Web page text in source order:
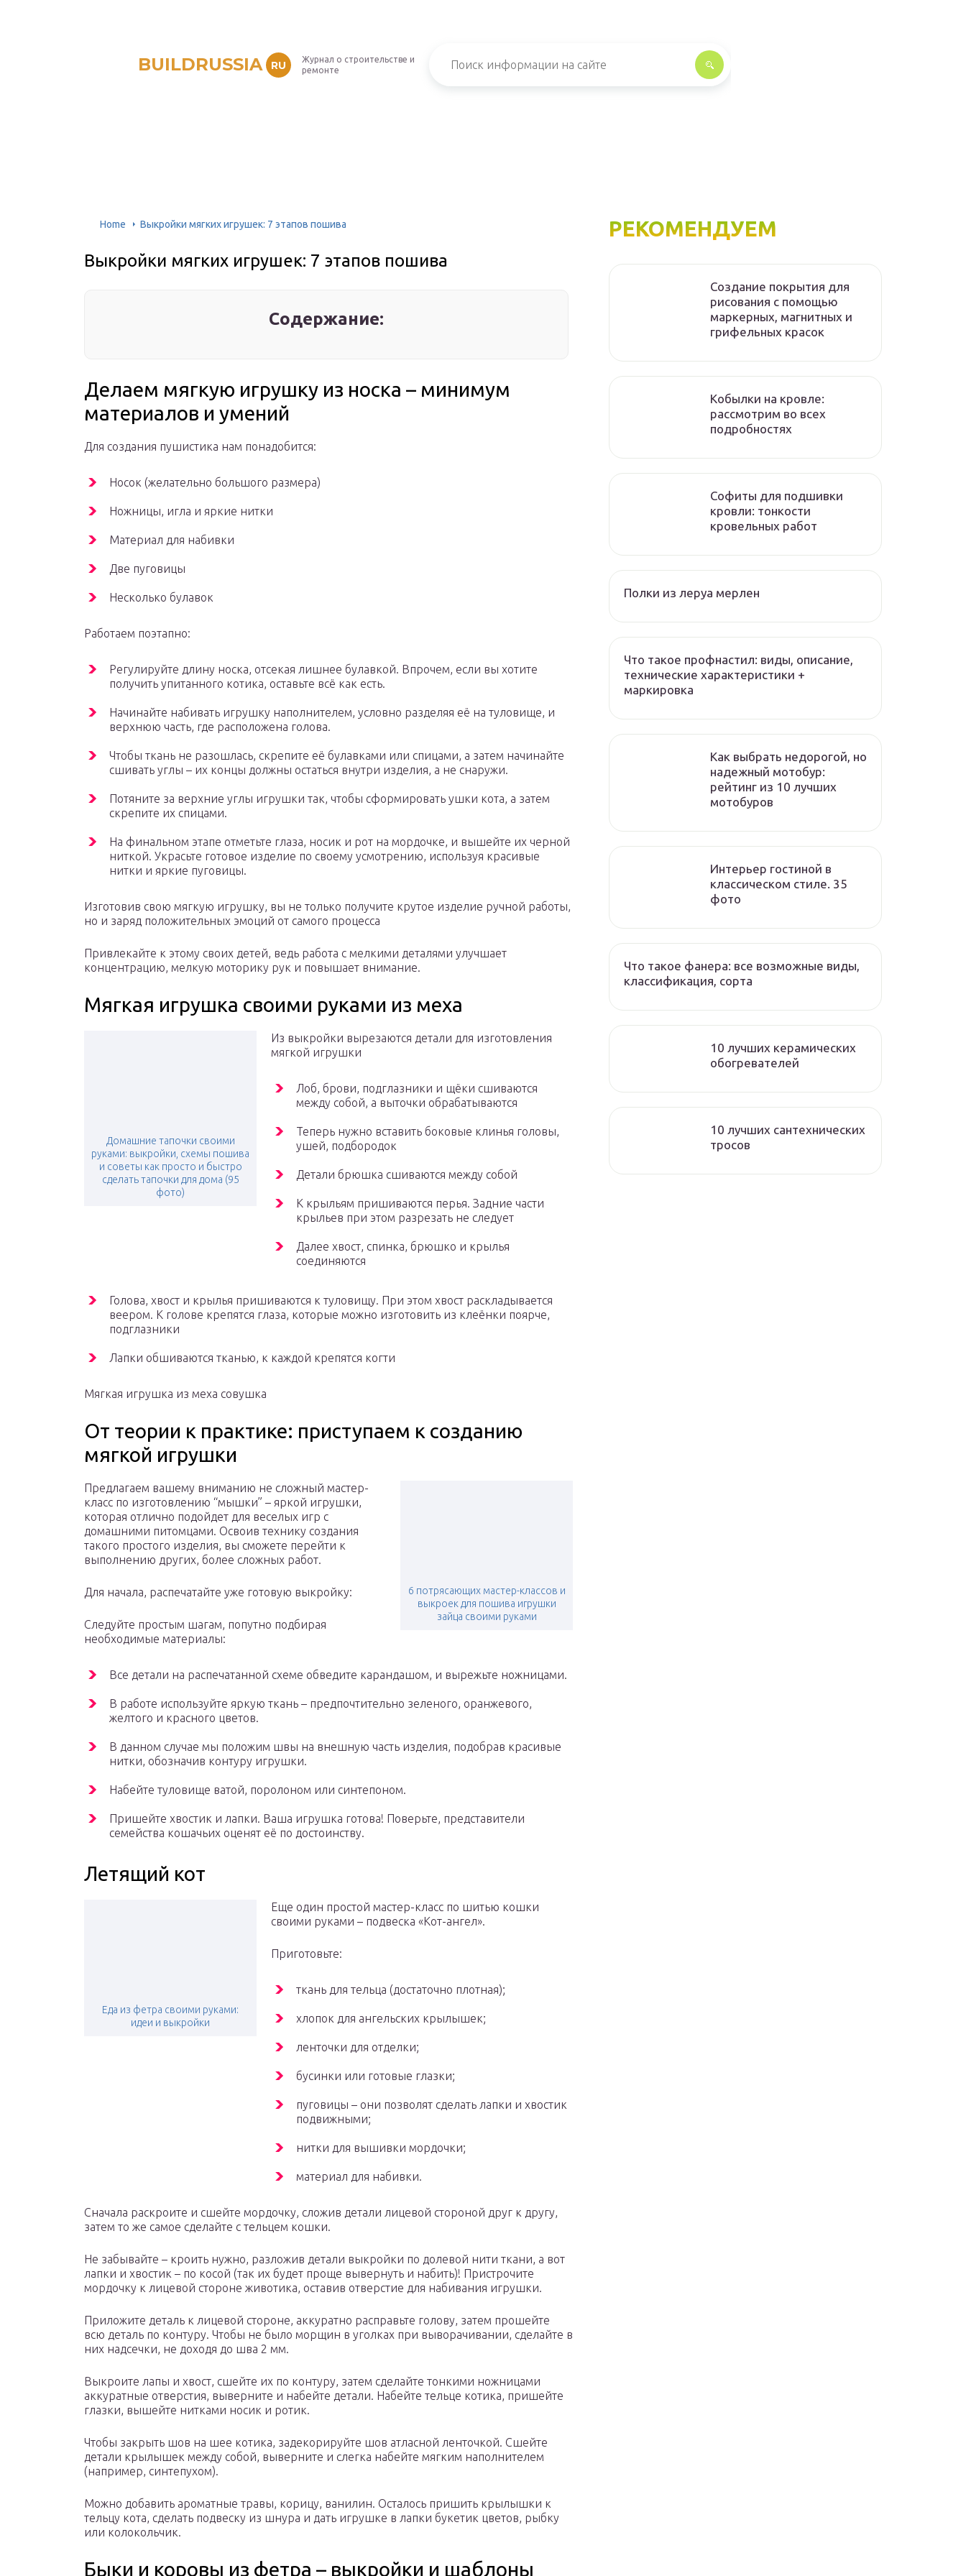
BUILDRUSSIA RU
Журнал о строительстве и
ремонте
Home Выкройки мягких игрушек: 7 этапов пошива
Выкройки мягких игрушек: 7 этапов пошива
Содержание:
Делаем мягкую игрушку из носка – минимум
материалов и умений
Для создания пушистика нам понадобится:
Носок (желательно большого размера)
Ножницы, игла и яркие нитки
Материал для набивки
Две пуговицы
Несколько булавок
Работаем поэтапно:
Регулируйте длину носка, отсекая лишнее булавкой. Впрочем, если вы хотите
получить упитанного котика, оставьте всё как есть.
Начинайте набивать игрушку наполнителем, условно разделяя её на туловище, и
верхнюю часть, где расположена голова.
Чтобы ткань не разошлась, скрепите её булавками или спицами, а затем начинайте
сшивать углы – их концы должны остаться внутри изделия, а не снаружи.
Потяните за верхние углы игрушки так, чтобы сформировать ушки кота, а затем
скрепите их спицами.
На финальном этапе отметьте глаза, носик и рот на мордочке, и вышейте их черной
ниткой. Украсьте готовое изделие по своему усмотрению, используя красивые
нитки и яркие пуговицы.
Изготовив свою мягкую игрушку, вы не только получите крутое изделие ручной работы,
но и заряд положительных эмоций от самого процесса
Привлекайте к этому своих детей, ведь работа с мелкими деталями улучшает
концентрацию, мелкую моторику рук и повышает внимание.
Мягкая игрушка своими руками из меха
Домашние тапочки своими
руками: выкройки, схемы пошива
и советы как просто и быстро
сделать тапочки для дома (95
фото)
Из выкройки вырезаются детали для изготовления
мягкой игрушки
Лоб, брови, подглазники и щёки сшиваются
между собой, а выточки обрабатываются
Теперь нужно вставить боковые клинья головы,
ушей, подбородок
Детали брюшка сшиваются между собой
К крыльям пришиваются перья. Задние части
крыльев при этом разрезать не следует
Далее хвост, спинка, брюшко и крылья
соединяются
Голова, хвост и крылья пришиваются к туловищу. При этом хвост раскладывается
веером. К голове крепятся глаза, которые можно изготовить из клеёнки поярче,
подглазники
Лапки обшиваются тканью, к каждой крепятся когти
Мягкая игрушка из меха совушка
От теории к практике: приступаем к созданию
мягкой игрушки
6 потрясающих мастер-классов и
выкроек для пошива игрушки
зайца своими руками
Предлагаем вашему вниманию не сложный мастер-
класс по изготовлению “мышки” – яркой игрушки,
которая отлично подойдет для веселых игр с
домашними питомцами. Освоив технику создания
такого простого изделия, вы сможете перейти к
выполнению других, более сложных работ.
Для начала, распечатайте уже готовую выкройку:
Следуйте простым шагам, попутно подбирая
необходимые материалы:
Все детали на распечатанной схеме обведите карандашом, и вырежьте ножницами.
В работе используйте яркую ткань – предпочтительно зеленого, оранжевого,
желтого и красного цветов.
В данном случае мы положим швы на внешную часть изделия, подобрав красивые
нитки, обозначив контуру игрушки.
Набейте туловище ватой, поролоном или синтепоном.
Пришейте хвостик и лапки. Ваша игрушка готова! Поверьте, представители
семейства кошачьих оценят её по достоинству.
Летящий кот
Еда из фетра своими руками:
идеи и выкройки
Еще один простой мастер-класс по шитью кошки
своими руками – подвеска «Кот-ангел».
Приготовьте:
ткань для тельца (достаточно плотная);
хлопок для ангельских крылышек;
ленточки для отделки;
бусинки или готовые глазки;
пуговицы – они позволят сделать лапки и хвостик
подвижными;
нитки для вышивки мордочки;
материал для набивки.
Сначала раскроите и сшейте мордочку, сложив детали лицевой стороной друг к другу,
затем то же самое сделайте с тельцем кошки.
Не забывайте – кроить нужно, разложив детали выкройки по долевой нити ткани, а вот
лапки и хвостик – по косой (так их будет проще вывернуть и набить)! Пристрочите
мордочку к лицевой стороне животика, оставив отверстие для набивания игрушки.
Приложите деталь к лицевой стороне, аккуратно расправьте голову, затем прошейте
всю деталь по контуру. Чтобы не было морщин в уголках при выворачивании, сделайте в
них надсечки, не доходя до шва 2 мм.
Выкроите лапы и хвост, сшейте их по контуру, затем сделайте тонкими ножницами
аккуратные отверстия, выверните и набейте детали. Набейте тельце котика, пришейте
глазки, вышейте нитками носик и ротик.
Чтобы закрыть шов на шее котика, задекорируйте шов атласной ленточкой. Сшейте
детали крылышек между собой, выверните и слегка набейте мягким наполнителем
(например, синтепухом).
Можно добавить ароматные травы, корицу, ванилин. Осталось пришить крылышки к
тельцу кота, сделать подвеску из шнура и дать игрушке в лапки букетик цветов, рыбку
или колокольчик.
Быки и коровы из фетра – выкройки и шаблоны
РЕКОМЕНДУЕМ
Создание покрытия для
рисования с помощью
маркерных, магнитных и
грифельных красок
Кобылки на кровле:
рассмотрим во всех
подробностях
Софиты для подшивки
кровли: тонкости
кровельных работ
Полки из леруа мерлен
Что такое профнастил: виды, описание,
технические характеристики +
маркировка
Как выбрать недорогой, но
надежный мотобур:
рейтинг из 10 лучших
мотобуров
Интерьер гостиной в
классическом стиле. 35
фото
Что такое фанера: все возможные виды,
классификация, сорта
10 лучших керамических
обогревателей
10 лучших сантехнических
тросов